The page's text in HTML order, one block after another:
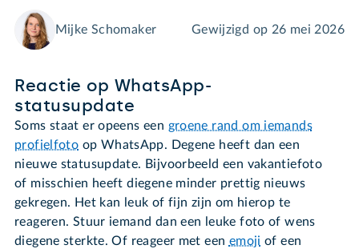
Mijke Schomaker Gewijzigd op 26 mei 2026
Reactie op WhatsApp-
statusupdate
Soms staat er opeens een groene rand om iemands
profielfoto op WhatsApp. Degene heeft dan een
nieuwe statusupdate. Bijvoorbeeld een vakantiefoto
of misschien heeft diegene minder prettig nieuws
gekregen. Het kan leuk of fijn zijn om hierop te
reageren. Stuur iemand dan een leuke foto of wens
diegene sterkte. Of reageer met een emoji of een